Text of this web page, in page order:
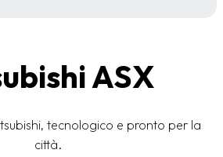
ASX
tecnologico e pronto per la
città.